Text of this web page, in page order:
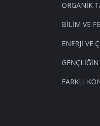
ORGANİK
BİLİM VE
ENERJİ VE
FARKLI